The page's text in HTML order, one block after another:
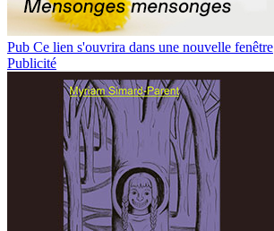
Pub Ce lien s'ouvrira dans une nouvelle fenêtre
Publicité